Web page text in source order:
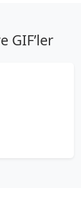
GIF’ler